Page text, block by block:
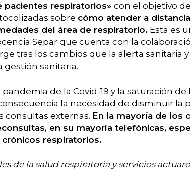
pacientes respiratorios» con el objetivo
sobre cómo atender a
del área de respiratorio. Esta es
Separ que cuenta con la
tras los cambios que la alerta sanitaria
gestión sanitaria.
pandemia de la Covid-19 y la saturación
la necesidad de disminuir la
consultas externas. En la mayoría de los
en su mayoría telefónicas,
respiratorios.
de la salud respiratoria y servicios